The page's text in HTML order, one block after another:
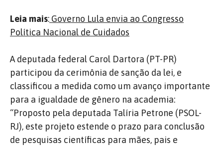
Leia mais: Governo Lula envia ao Congresso
Política Nacional de Cuidados
A deputada federal Carol Dartora (PT-PR)
participou da cerimônia de sanção da lei, e
classificou a medida como um avanço importante
para a igualdade de gênero na academia:
“Proposto pela deputada Talíria Petrone (PSOL-
RJ), este projeto estende o prazo para conclusão
de pesquisas científicas para mães, pais e